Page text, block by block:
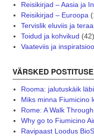
Reisikirjad – Aasia ja
Reisikirjad – Euroopa
Tervislik eluviis ja
Toidud ja kohvikud (42)
Vaateviis ja
VÄRSKED
Rooma: jalutuskäik
Miks minna Fiumicino
Rome: A Walk
Why go to Fiumicino
Ravipaast Loodus